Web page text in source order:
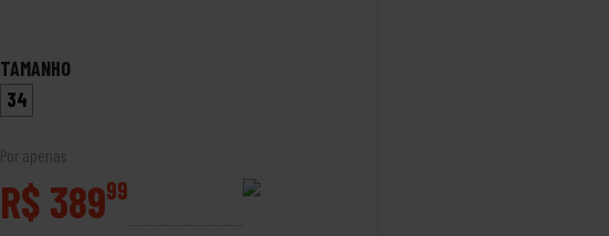
TAMANHO
34
Por apenas
R$ 38999